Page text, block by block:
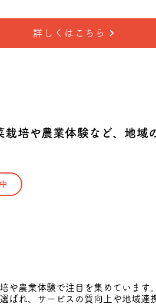
詳しくはこちら
培や農業体験など、地域
や農業体験で注目を集めています
ばれ、サービスの質向上や地域連